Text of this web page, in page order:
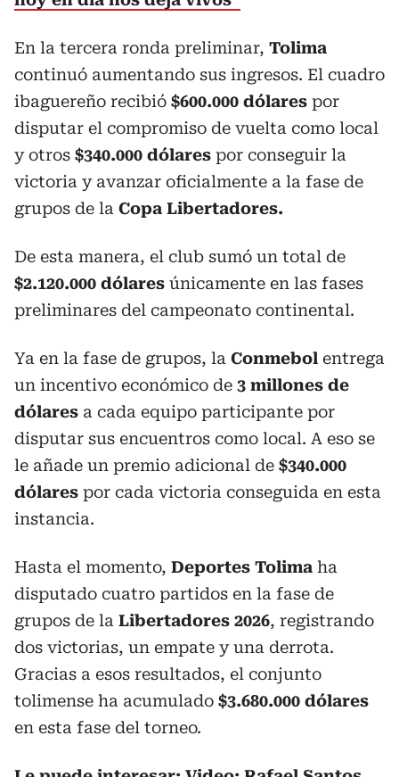
En la tercera ronda preliminar, Tolima
continuó aumentando sus ingresos. El cuadro
ibaguereño recibió $600.000 dólares por
disputar el compromiso de vuelta como local
y otros $340.000 dólares por conseguir la
victoria y avanzar oficialmente a la fase de
grupos de la Copa Libertadores.
De esta manera, el club sumó un total de
$2.120.000 dólares únicamente en las fases
preliminares del campeonato continental.
Ya en la fase de grupos, la Conmebol entrega
un incentivo económico de 3 millones de
dólares a cada equipo participante por
disputar sus encuentros como local. A eso se
le añade un premio adicional de $340.000
dólares por cada victoria conseguida en esta
instancia.
Hasta el momento, Deportes Tolima ha
disputado cuatro partidos en la fase de
grupos de la Libertadores 2026, registrando
dos victorias, un empate y una derrota.
Gracias a esos resultados, el conjunto
tolimense ha acumulado $3.680.000 dólares
en esta fase del torneo.